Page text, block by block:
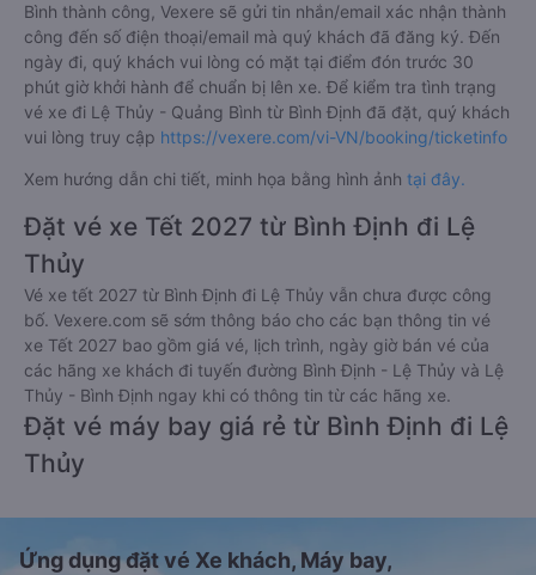
Bình thành công, Vexere sẽ gửi tin nhắn/email xác nhận thành
công đến số điện thoại/email mà quý khách đã đăng ký. Đến
ngày đi, quý khách vui lòng có mặt tại điểm đón trước 30
phút giờ khởi hành để chuẩn bị lên xe. Để kiểm tra tình trạng
vé xe đi Lệ Thủy - Quảng Bình từ Bình Định đã đặt, quý khách
vui lòng truy cập https://vexere.com/vi-VN/booking/ticketinfo
Xem hướng dẫn chi tiết, minh họa bằng hình ảnh tại đây.
Đặt vé xe Tết 2027 từ Bình Định đi Lệ
Thủy
Vé xe tết 2027 từ Bình Định đi Lệ Thủy vẫn chưa được công
bố. Vexere.com sẽ sớm thông báo cho các bạn thông tin vé
xe Tết 2027 bao gồm giá vé, lịch trình, ngày giờ bán vé của
các hãng xe khách đi tuyến đường Bình Định - Lệ Thủy và Lệ
Thủy - Bình Định ngay khi có thông tin từ các hãng xe.
Đặt vé máy bay giá rẻ từ Bình Định đi Lệ
Thủy
Ứng dụng đặt vé Xe khách, Máy bay,